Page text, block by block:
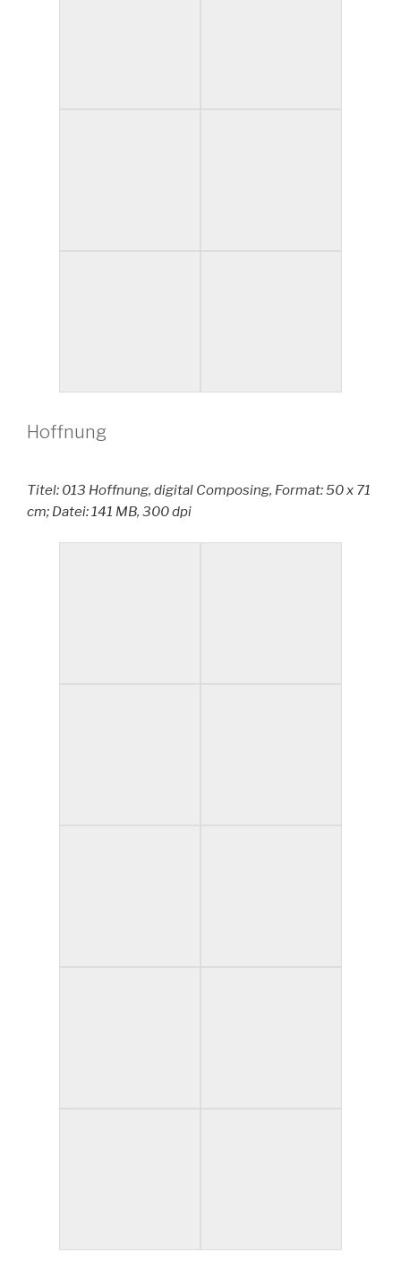
Hoffnung
Titel: 013 Hoffnung, digital Composing, Format: 50 x 71
cm; Datei: 141 MB, 300 dpi